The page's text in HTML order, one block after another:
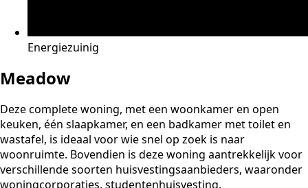
Energiezuinig
Meadow
Deze complete woning, met een woonkamer en open
keuken, één slaapkamer, en een badkamer met toilet en
wastafel, is ideaal voor wie snel op zoek is naar
woonruimte. Bovendien is deze woning aantrekkelijk voor
verschillende soorten huisvestingsaanbieders, waaronder
woningcorporaties, studentenhuisvesting,